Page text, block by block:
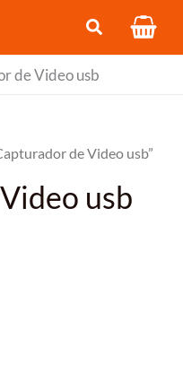
de Video usb
de Video usb”
usb